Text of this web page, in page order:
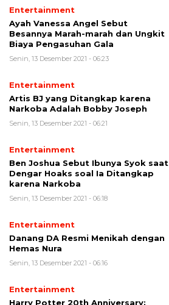
Entertainment
Ayah Vanessa Angel Sebut
Besannya Marah-marah dan Ungkit
Biaya Pengasuhan Gala
Senin, 13 Desember 2021 - 06:23
Entertainment
Artis BJ yang Ditangkap karena
Narkoba Adalah Bobby Joseph
Senin, 13 Desember 2021 - 06:21
Entertainment
Ben Joshua Sebut Ibunya Syok saat
Dengar Hoaks soal Ia Ditangkap
karena Narkoba
Senin, 13 Desember 2021 - 06:18
Entertainment
Danang DA Resmi Menikah dengan
Hemas Nura
Senin, 13 Desember 2021 - 06:16
Entertainment
Harry Potter 20th Anniversary: